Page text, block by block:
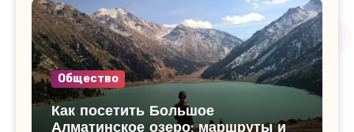
Общество
Как посетить Большое
Алматинское озеро: маршруты и